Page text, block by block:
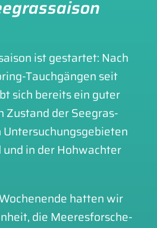
ist gestar­tet: Nach
Tauch­gän­gen seit
sich bereits ein guter
Zustand der See­gras­
Unter­su­chungs­ge­bie­ten
und in der Hohwachter
hat­ten wir
die Mee­res­for­sche­